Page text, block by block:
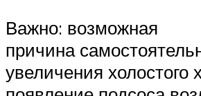
Важно: возможная
причина
увеличения холостого